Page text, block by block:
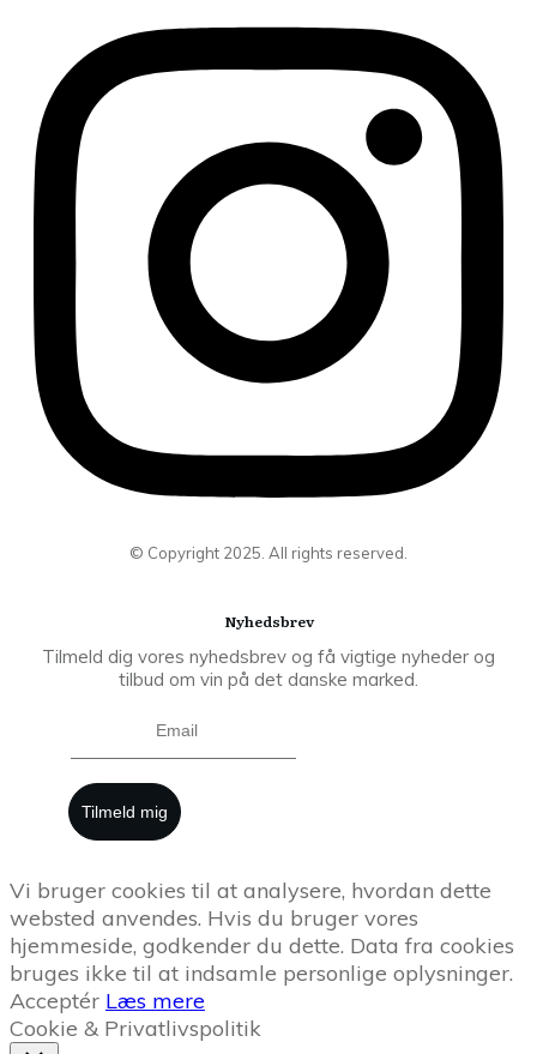
© Copyright 2025 . All rights reserved.
Nyhedsbrev
Tilmeld dig vores nyhedsbrev og få vigtige nyheder og
tilbud om vin på det danske marked.
Tilmeld mig
Vi bruger cookies til at analysere, hvordan dette
websted anvendes. Hvis du bruger vores
hjemmeside, godkender du dette. Data fra cookies
bruges ikke til at indsamle personlige oplysninger.
Acceptér Læs mere
Cookie & Privatlivspolitik